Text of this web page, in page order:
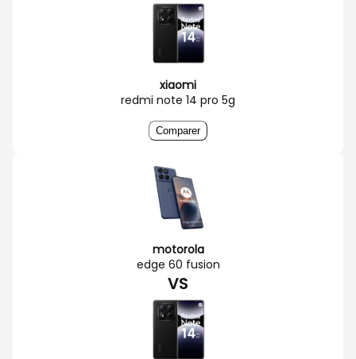
xiaomi
redmi note 14 pro 5g
Comparer
motorola
edge 60 fusion
VS